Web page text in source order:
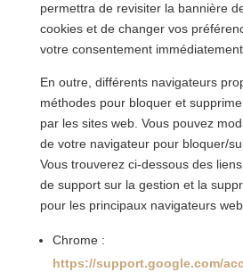
permettra de revisiter la bannière
cookies et de changer vos
votre consentement immédiatement.
En outre, différents navigateurs
méthodes pour bloquer et
par les sites web. Vous pouvez
de votre navigateur pour bloquer/
Vous trouverez ci-dessous des
de support sur la gestion et la
pour les principaux navigateurs
Chrome :
https://support.google.com/